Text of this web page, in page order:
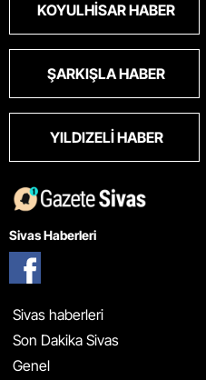
KOYULHISAR HABER
ŞARKIŞLA HABER
YILDIZELI HABER
Sivas Haberleri
Sivas haberleri
Son Dakika Sivas
Genel